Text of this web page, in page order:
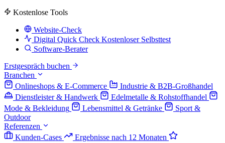
Kostenlose Tools
Website-Check
Digital Quick Check Kostenloser Selbsttest
Software-Berater
Erstgespräch buchen
Branchen
Onlineshops & E-Commerce
Industrie & B2B-Großhandel
Dienstleister & Handwerk
Edelmetalle & Rohstoffhandel
Mode & Bekleidung
Lebensmittel & Getränke
Sport &
Outdoor
Referenzen
Kunden-Cases
Ergebnisse nach 12 Monaten